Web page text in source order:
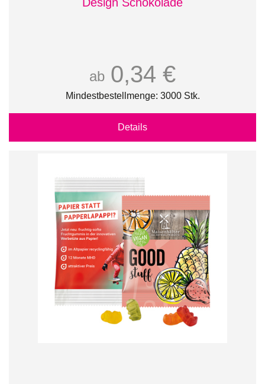
ab 0,34 €
Mindestbestellmenge: 3000 Stk.
Details